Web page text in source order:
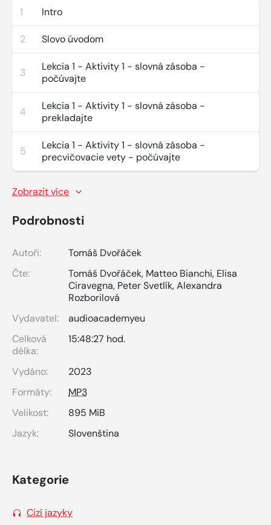
1 Intro
2 Slovo úvodom
3
Lekcia 1 - Aktivity 1 - slovná zásoba -
počúvajte
4
Lekcia 1 - Aktivity 1 - slovná zásoba -
prekladajte
5
Lekcia 1 - Aktivity 1 - slovná zásoba -
precvičovacie vety - počúvajte
Zobrazit více
Podrobnosti
Autoři:
Tomáš Dvořáček
Čte:
Tomáš Dvořáček, Matteo Bianchi, Elisa
Ciravegna, Peter Svetlík,Alexandra
Rozborilová
Vydavatel:
audioacademyeu
Celková
délka:
15:48:27 hod.
Vydáno:
2023
Formáty:
MP3
Velikost:
895 MiB
Jazyk:
Slovenština
Kategorie
Cizí jazyky